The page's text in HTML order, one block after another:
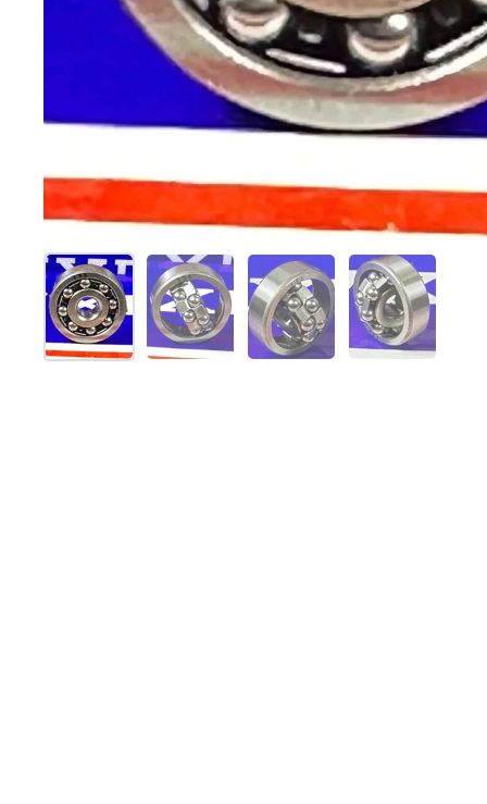
Mostrar diapositiva 1Mostrar diapositiva 2Mostrar diapositiva 3
Mostrar